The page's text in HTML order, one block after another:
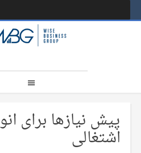
پیش نیاز‌ها برای
اشتغالی